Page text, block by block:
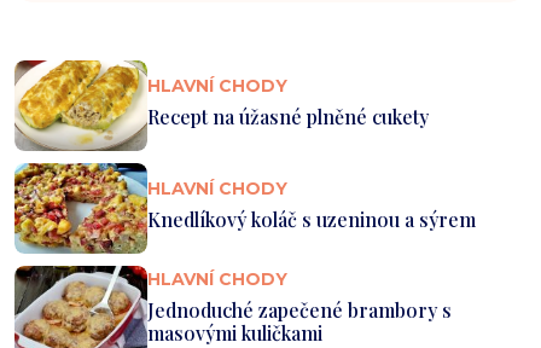
HLAVNÍ CHODY
Recept na úžasné plněné cukety
HLAVNÍ CHODY
Knedlíkový koláč s uzeninou a sýrem
HLAVNÍ CHODY
Jednoduché zapečené brambory s
masovými kuličkami